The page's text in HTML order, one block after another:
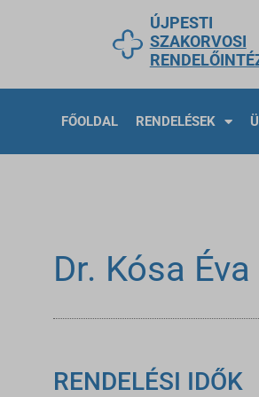
ÚJPESTI
SZAKORVOSI
FŐOLDAL RENDELÉSEK
Dr. Kósa Éva
RENDELÉSI IDŐK